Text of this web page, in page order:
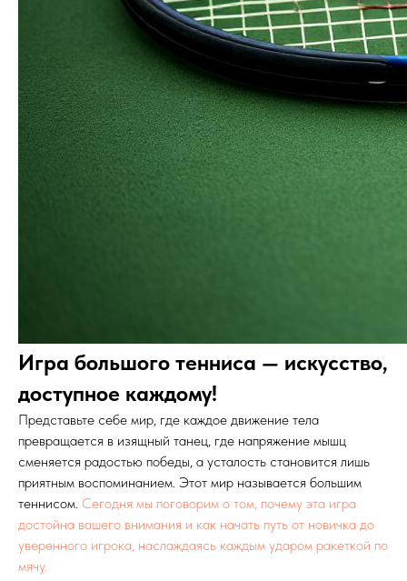
Игра большого тенниса — искусство,
доступное каждому!
Представьте себе мир, где каждое движение тела
превращается в изящный танец, где напряжение мышц
сменяется радостью победы, а усталость становится лишь
приятным воспоминанием. Этот мир называется большим
теннисом. Сегодня мы поговорим о том, почему эта игра
достойна вашего внимания и как начать путь от новичка до
уверенного игрока, наслаждаясь каждым ударом ракеткой по
мячу.